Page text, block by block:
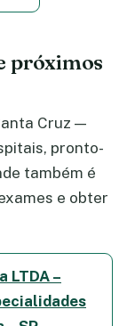
próximos
Cruz —
pronto-
também é
e obter
LTDA –